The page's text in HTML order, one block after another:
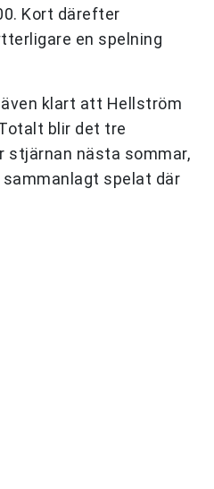
Kort därefter
en spelning
klart att Hellström
blir det tre
stjärnan nästa sommar,
spelat där